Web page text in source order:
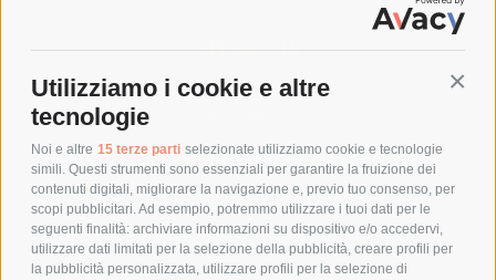
Utilizziamo i cookie e altre
tecnologie
Noi e altre 15 terze parti selezionate utilizziamo cookie e tecnologie
simili. Questi strumenti sono essenziali per garantire la fruizione dei
contenuti digitali, migliorare la navigazione e, previo tuo consenso, per
scopi pubblicitari. Ad esempio, potremmo utilizzare i tuoi dati per le
seguenti finalità: archiviare informazioni su dispositivo e/o accedervi,
utilizzare dati limitati per la selezione della pubblicità, creare profili per
la pubblicità personalizzata, utilizzare profili per la selezione di
SPEDIZIONI
COSTI DI SPEDIZIONE
POLITICA DI RESO
POLICY
PRIVACY POLICY